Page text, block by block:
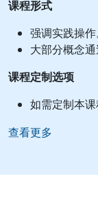
课程形式
强调实践操作
大部分概念
课程定制选项
如需定制本课
查看更多